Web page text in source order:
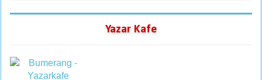
Yazar Kafe